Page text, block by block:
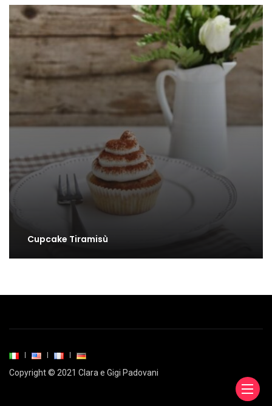
Cupcake Tiramisù
Copyright © 2021 Clara e Gigi Padovani